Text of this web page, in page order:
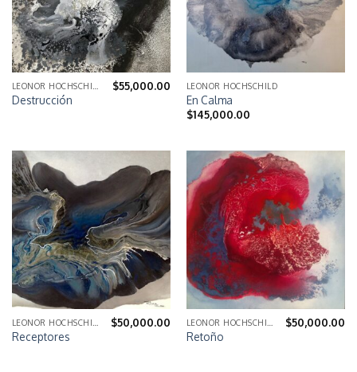
Destrucción
$55,000.00 LEONOR HOCHSCHILD
En Calma
$145,000.00
Receptores
$50,000.00
Retoño
$50,000.00